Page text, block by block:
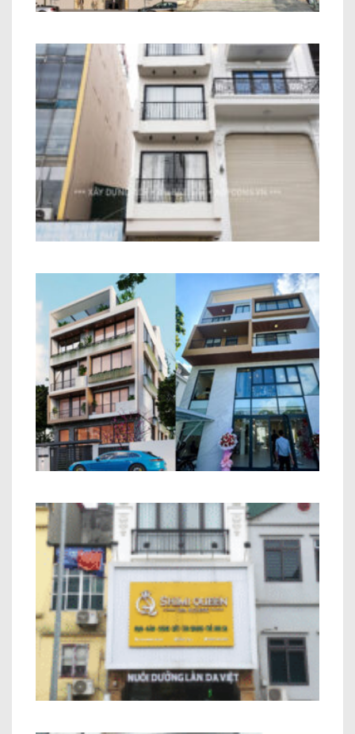
Công Trình Nhà Phố Hiện Đại 6 Tầng
Anh Toàn Long Biên
Tòa Nhà Văn Phòng Anh Dương Long
Biên Hà Nội
Nhà Phố Kết Hợp Kinh Doanh Chị Hiền
Minh Khai